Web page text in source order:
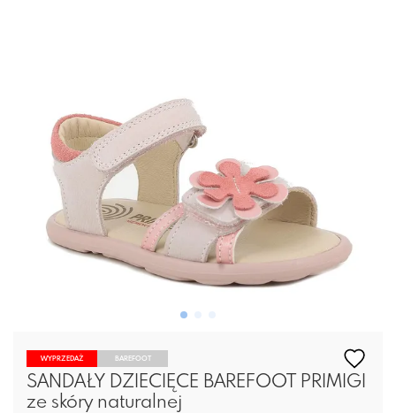
WYPRZEDAŻ BAREFOOT
SANDAŁY DZIECIĘCE BAREFOOT PRIMIGI
ze skóry naturalnej